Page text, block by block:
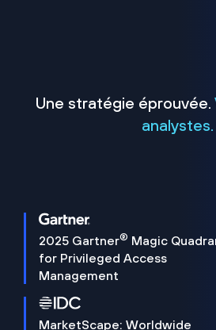
Une stratégie éprouvée.
analystes.
2025 Gartner® Magic
for Privileged Access
Management
MarketScape: Worldwide